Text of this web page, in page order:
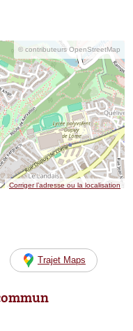
© contributeurs OpenStreetMap
Corriger l’adresse ou la localisation
Trajet Maps